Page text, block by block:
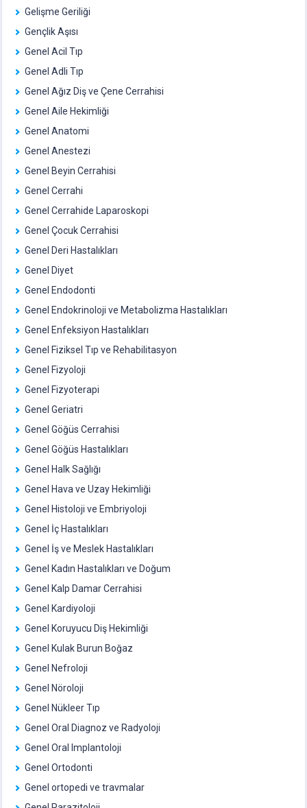
Gelişme Geriliği
Gençlik Aşısı
Genel Acil Tıp
Genel Adli Tıp
Genel Ağız Diş ve Çene Cerrahisi
Genel Aile Hekimliği
Genel Anatomi
Genel Anestezi
Genel Beyin Cerrahisi
Genel Cerrahi
Genel Cerrahide Laparoskopi
Genel Çocuk Cerrahisi
Genel Deri Hastalıkları
Genel Diyet
Genel Endodonti
Genel Endokrinoloji ve Metabolizma Hastalıkları
Genel Enfeksiyon Hastalıkları
Genel Fiziksel Tıp ve Rehabilitasyon
Genel Fizyoloji
Genel Fizyoterapi
Genel Geriatri
Genel Göğüs Cerrahisi
Genel Göğüs Hastalıkları
Genel Halk Sağlığı
Genel Hava ve Uzay Hekimliği
Genel Histoloji ve Embriyoloji
Genel İç Hastalıkları
Genel İş ve Meslek Hastalıkları
Genel Kadın Hastalıkları ve Doğum
Genel Kalp Damar Cerrahisi
Genel Kardiyoloji
Genel Koruyucu Diş Hekimliği
Genel Kulak Burun Boğaz
Genel Nefroloji
Genel Nöroloji
Genel Nükleer Tıp
Genel Oral Diagnoz ve Radyoloji
Genel Oral Implantoloji
Genel Ortodonti
Genel ortopedi ve travmalar